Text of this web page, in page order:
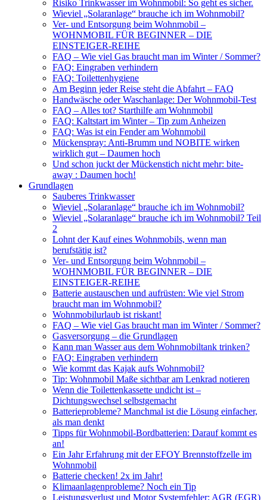
Risiko Trinkwasser im Wohnmobil: So geht es sicher.
Wieviel „Solaranlage“ brauche ich im Wohnmobil?
Ver- und Entsorgung beim Wohnmobil –
WOHNMOBIL FÜR BEGINNER – DIE
EINSTEIGER-REIHE
FAQ – Wie viel Gas braucht man im Winter / Sommer?
FAQ: Eingraben verhindern
FAQ: Toilettenhygiene
Am Beginn jeder Reise steht die Abfahrt – FAQ
Handwäsche oder Waschanlage: Der Wohnmobil-Test
FAQ – Alles tot? Starthilfe am Wohnmobil
FAQ: Kaltstart im Winter – Tip zum Anheizen
FAQ: Was ist ein Fender am Wohnmobil
Mückenspray: Anti-Brumm und NOBITE wirken
wirklich gut – Daumen hoch
Und schon juckt der Mückenstich nicht mehr: bite-
away : Daumen hoch!
Grundlagen
Sauberes Trinkwasser
Wieviel „Solaranlage“ brauche ich im Wohnmobil?
Wieviel „Solaranlage“ brauche ich im Wohnmobil? Teil
2
Lohnt der Kauf eines Wohnmobils, wenn man
berufstätig ist?
Ver- und Entsorgung beim Wohnmobil –
WOHNMOBIL FÜR BEGINNER – DIE
EINSTEIGER-REIHE
Batterie austauschen und aufrüsten: Wie viel Strom
braucht man im Wohnmobil?
Wohnmobilurlaub ist riskant!
FAQ – Wie viel Gas braucht man im Winter / Sommer?
Gasversorgung – die Grundlagen
Kann man Wasser aus dem Wohnmobiltank trinken?
FAQ: Eingraben verhindern
Wie kommt das Kajak aufs Wohnmobil?
Tip: Wohnmobil Maße sichtbar am Lenkrad notieren
Wenn die Toilettenkassette undicht ist –
Dichtungswechsel selbstgemacht
Batterieprobleme? Manchmal ist die Lösung einfacher,
als man denkt
Tipps für Wohnmobil-Bordbatterien: Darauf kommt es
an!
Ein Jahr Erfahrung mit der EFOY Brennstoffzelle im
Wohnmobil
Batterie checken! 2x im Jahr!
Klimaanlagenprobleme? Noch ein Tip
Leistungsverlust und Motor Systemfehler: AGR (EGR)